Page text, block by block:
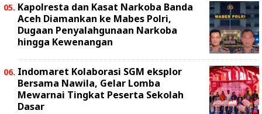
Kapolresta dan Kasat Narkoba Banda
Aceh Diamankan ke Mabes Polri,
Dugaan Penyalahgunaan Narkoba
hingga Kewenangan
Indomaret Kolaborasi SGM eksplor
Bersama Nawila, Gelar Lomba
Mewarnai Tingkat Peserta Sekolah
Dasar